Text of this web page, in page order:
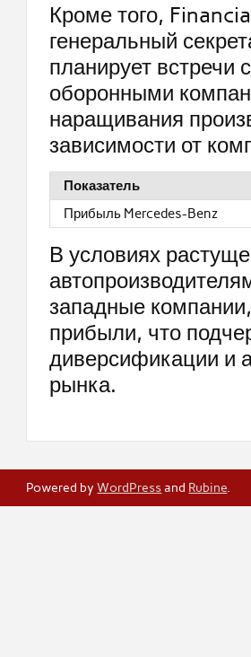
Кроме того,
генеральный
планирует встречи
оборонными
наращивания
зависимости от
Показатель
Прибыль Mercedes-Benz
В условиях
западные
прибыли, что
диверсификации и
рынка.
Powered byWordPressand Rubine